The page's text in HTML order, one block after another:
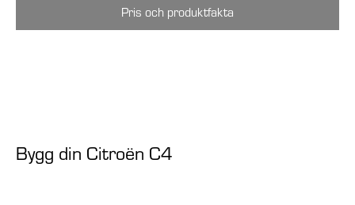
Pris och produktfakta
Bygg din Citroën C4